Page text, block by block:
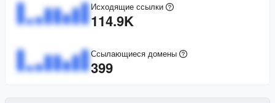
Исходящие ссылки
114.9K
Ссылающиеся домены
399